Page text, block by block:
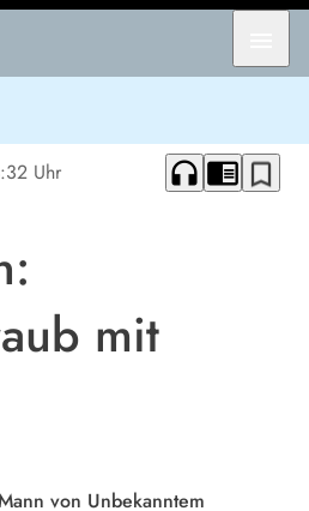
Uhr headphones chrome_reader_mode bookmark_border
mit
von Unbekanntem